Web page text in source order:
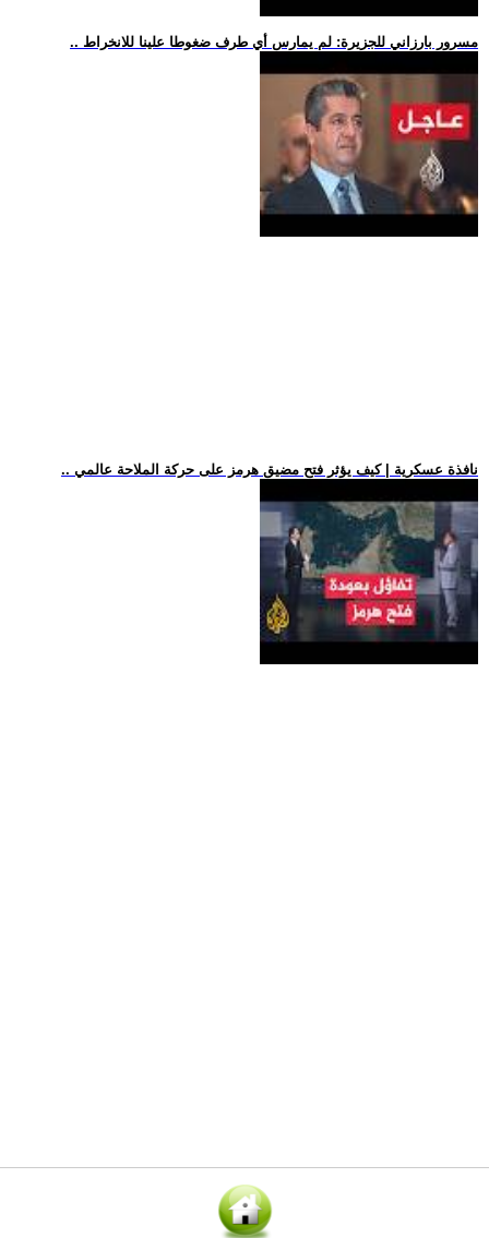
.. مسرور بارزاني للجزيرة: لم يمارس أي طرف ضغوطا علينا للانخراط
.. نافذة عسكرية | كيف يؤثر فتح مضيق هرمز على حركة الملاحة عالمي